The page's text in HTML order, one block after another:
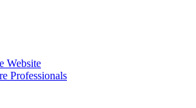
Website
Professionals